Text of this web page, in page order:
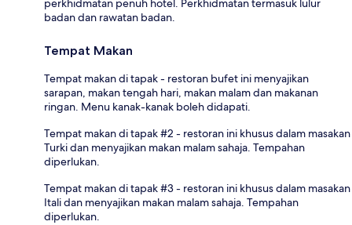
perkhidmatan penuh hotel. Perkhidmatan termasuk lulur
badan dan rawatan badan.
Tempat Makan
Tempat makan di tapak - restoran bufet ini menyajikan
sarapan, makan tengah hari, makan malam dan makanan
ringan. Menu kanak-kanak boleh didapati.
Tempat makan di tapak #2 - restoran ini khusus dalam masakan
Turki dan menyajikan makan malam sahaja. Tempahan
diperlukan.
Tempat makan di tapak #3 - restoran ini khusus dalam masakan
Itali dan menyajikan makan malam sahaja. Tempahan
diperlukan.